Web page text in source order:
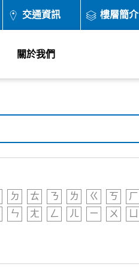
交通資訊 樓層簡介
關於我們
ㄉ ㄊ ㄋ ㄌ ㄍ ㄎ ㄏ
ㄣ ㄤ ㄥ ㄦ ㄧ ㄨ ㄩ